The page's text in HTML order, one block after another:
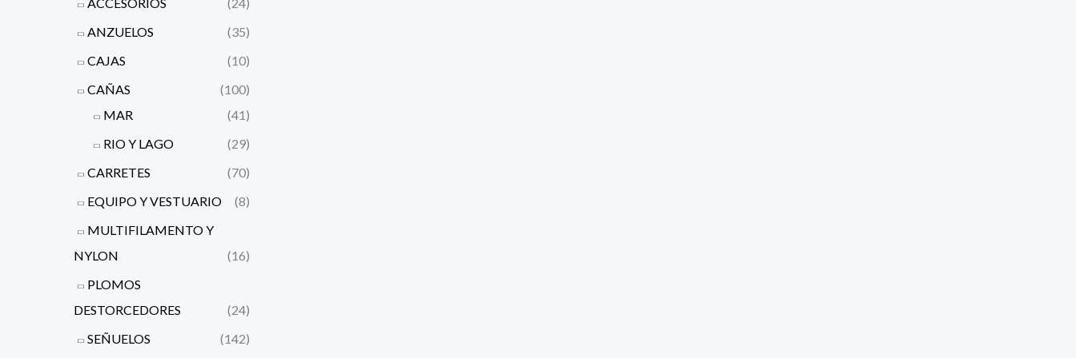
ANZUELOS
(35)
CAJAS
(10)
CAÑAS
(100)
MAR
(41)
RIO Y LAGO
(29)
CARRETES
(70)
EQUIPO Y VESTUARIO
(8)
MULTIFILAMENTO Y
NYLON
(16)
PLOMOS
DESTORCEDORES
(24)
SEÑUELOS
(142)